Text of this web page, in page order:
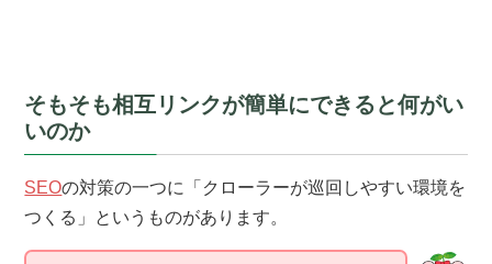
そもそも相互リンクが簡単にできると何がい
いのか
SEOの対策の一つに「クローラーが巡回しやすい環境を
つくる」というものがあります。